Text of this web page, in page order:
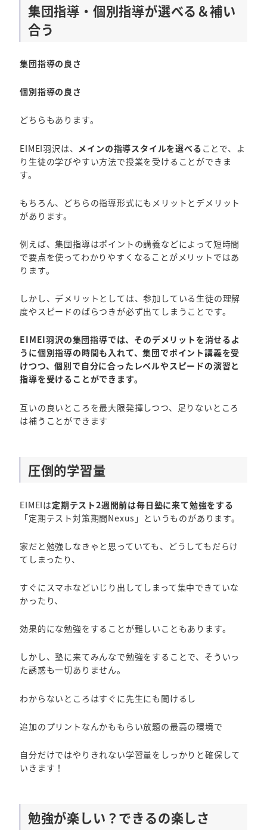
集団指導・個別指導が選べる＆補い
合う
集団指導の良さ
個別指導の良さ
どちらもあります。
EIMEI羽沢は、 メインの指導スタイルを選べる ことで、よ
り生徒の学びやすい方法で授業を受けることができま
す。
もちろん、どちらの指導形式にもメリットとデメリット
があります。
例えば、集団指導はポイントの講義などによって短時間
で要点を使ってわかりやすくなることがメリットではあ
ります。
しかし、デメリットとしては、参加している生徒の理解
度やスピードのばらつきが必ず出てしまうことです。
EIMEI羽沢の集団指導では、そのデメリットを消せるよ
うに個別指導の時間も入れて、集団でポイント講義を受
けつつ、個別で自分に合ったレベルやスピードの演習と
指導を受けることができます。
互いの良いところを最大限発揮しつつ、足りないところ
は補うことができます
圧倒的学習量
EIMEIは定期テスト2週間前は毎日塾に来て勉強をする
「定期テスト対策期間Nexus」というものがあります。
家だと勉強しなきゃと思っていても、どうしてもだらけ
てしまったり、
すぐにスマホなどいじり出してしまって集中できていな
かったり、
効果的にな勉強をすることが難しいこともあります。
しかし、塾に来てみんなで勉強をすることで、そういっ
た誘惑も一切ありません。
わからないところはすぐに先生にも聞けるし
追加のプリントなんかももらい放題の最高の環境で
自分だけではやりきれない学習量をしっかりと確保して
いきます！
勉強が楽しい？できるの楽しさ